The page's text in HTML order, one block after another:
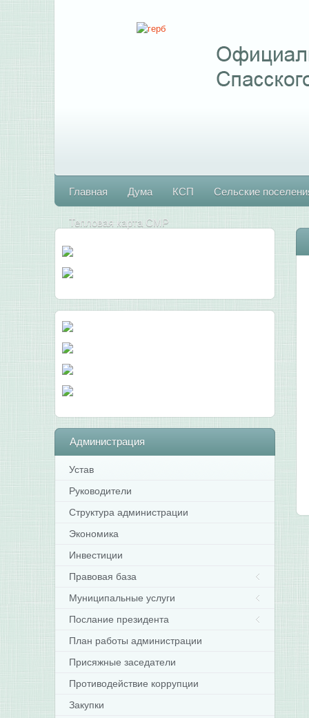
Главная Дума КСП Сельские
Тепловая карта СМР
Администрация
Устав
Руководители
Структура администрации
Экономика
Инвестиции
Правовая база
Муниципальные услуги
Послание президента
План работы администрации
Присяжные заседатели
Противодействие коррупции
Закупки